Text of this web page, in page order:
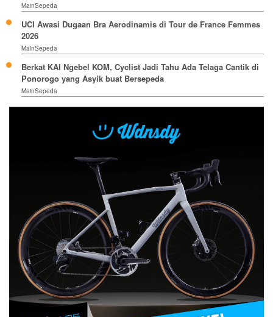
MainSepeda
UCI Awasi Dugaan Bra Aerodinamis di Tour de France Femmes
2026
MainSepeda
Berkat KAI Ngebel KOM, Cyclist Jadi Tahu Ada Telaga Cantik di
Ponorogo yang Asyik buat Bersepeda
MainSepeda